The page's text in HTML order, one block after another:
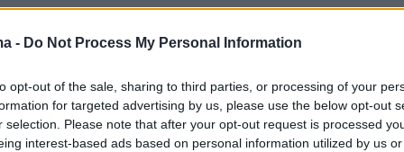
- Do Not Process My Personal Information
opt-out of the sale, sharing to third parties, or processing of your
for targeted advertising by us, please use the below opt-out
selection. Please note that after your opt-out request is processed
interest-based ads based on personal information utilized by us
της ηΚατερίνα Σακελλαροπούλου είπε για
«αυτό που βρίσκω σημαντικό γιατί ο
για τον πλανήτη σημαντικός, η